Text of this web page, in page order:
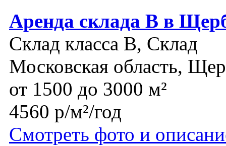
Аренда склада В в
Склад класса B, Склад
Московская область,
от 1500 до 3000 м²
4560 р/м²/год
Смотреть фото и